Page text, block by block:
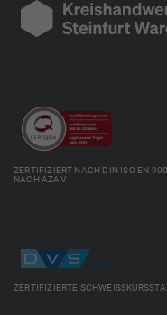
ZERTIFIZIERT NACH DIN ISO EN
NACH AZAV
ZERTIFIZIERTE